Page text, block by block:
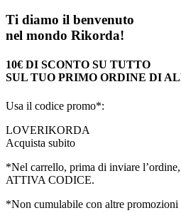
Ti diamo il benvenuto
nel mondo Rikorda!
10€ DI SCONTO SU TUTTO
SUL TUO PRIMO ORDINE DI
Usa il codice promo*:
LOVERIKORDA
Acquista subito
*Nel carrello, prima di inviare
ATTIVA CODICE.
*Non cumulabile con altre promozioni